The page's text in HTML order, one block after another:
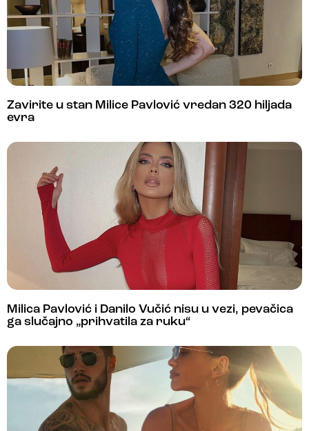
Zavirite u stan Milice Pavlović vredan 320 hiljada
evra
Milica Pavlović i Danilo Vučić nisu u vezi, pevačica
ga slučajno „prihvatila za ruku“